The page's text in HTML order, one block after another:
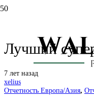
Total (TOT):
Лучший
7 лет назад
xelius
Отчетность Европа/Азия,